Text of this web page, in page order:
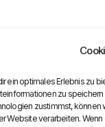
ein optimales Erlebnis zu
zu
zustimmst, können
Website verarbeiten.